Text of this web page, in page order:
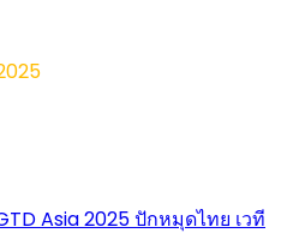
Asia 2025 ปักหมุดไทย เวที